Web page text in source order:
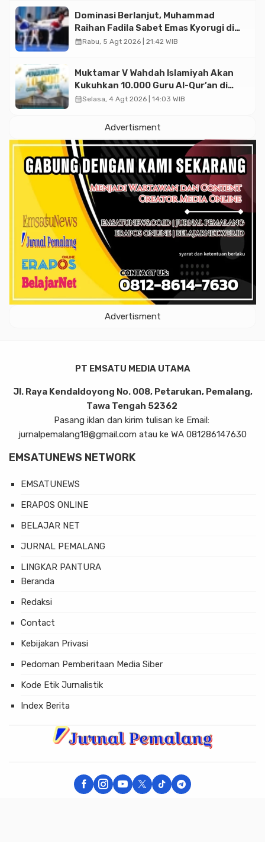
Dominasi Berlanjut, Muhammad
Raihan Fadila Sabet Emas Kyorugi di
Asian Taekwondo Indonesia Open
calendar_monthRabu, 5 Agt 2026 | 21:42 WIB
Muktamar V Wahdah Islamiyah Akan
Kukuhkan 10.000 Guru Al-Qur’an di
Masjid Istiqlal
calendar_monthSelasa, 4 Agt 2026 | 14:03 WIB
Advertisment
Advertisment
PT EMSATU MEDIA UTAMA
Jl. Raya Kendaldoyong No. 008, Petarukan, Pemalang,
Tawa Tengah 52362
Pasang iklan dan kirim tulisan ke Email:
jurnalpemalang18@gmail.com atau ke WA 081286147630
EMSATUNEWS NETWORK
EMSATUNEWS
ERAPOS ONLINE
BELAJAR NET
JURNAL PEMALANG
LINGKAR PANTURA
Beranda
Redaksi
Contact
Kebijakan Privasi
Pedoman Pemberitaan Media Siber
Kode Etik Jurnalistik
Index Berita